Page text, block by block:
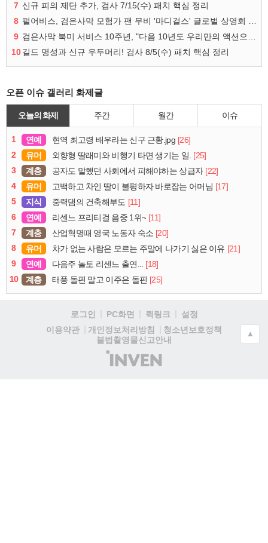
7 신규 피의 제단 추가, 검사 7/15(수) 패치 핵심 정리
8
펄어비스, 검은사막 모험가 팬 무비 '마디걸스' 글로벌 상영회 개최
9
검은사막 북미 서비스 10주년, "다음 10년도 우리만의 액션으로"
10길드 명성과 신규 우두머리! 검사 8/5(수) 패치 핵심 정리
오픈 이슈 갤러리 화제글
오늘의 화제 주간 월간 이슈
1 연예 현역 최고령 배우라는 신구 근황.jpg [26]
2
유머 외향형 딸래미와 비행기 타면 생기는 일. [25]
3
계층 공자도 말했던 사회에서 피해야하는 상급자 [22]
4
유머 고백하고 차인 딸이 불평하자 바로잡는 어머님 [17]
5
지식 중력댐의 건축해부도 [11]
6
연예 리센느 프리티걸 음중 1위~ [11]
7
계층 산업혁명때 영국 노동자 숙소 [20]
8
유머 차가 없는 사람은 모르는 주말에 나가기 싫은 이유 [21]
9
연예 다음주 놀토 리센느 출연... [18]
10
계층 태풍 돌핀 말고 이주은 돌핀 [25]
로그인 PC화면 퀵링크
설정
이용약관
개인정보처리방침
청소년보호정책
불법촬영물신고안내
(주)
인
▲